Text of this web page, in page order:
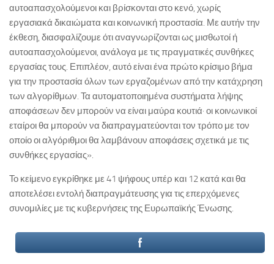
αυτοαπασχολούμενοι και βρίσκονται στο κενό, χωρίς
εργασιακά δικαιώματα και κοινωνική προστασία. Με αυτήν την
έκθεση, διασφαλίζουμε ότι αναγνωρίζονται ως μισθωτοί ή
αυτοαπασχολούμενοι, ανάλογα με τις πραγματικές συνθήκες
εργασίας τους. Επιπλέον, αυτό είναι ένα πρώτο κρίσιμο βήμα
για την προστασία όλων των εργαζομένων από την κατάχρηση
των αλγορίθμων. Τα αυτοματοποιημένα συστήματα λήψης
αποφάσεων δεν μπορούν να είναι μαύρα κουτιά· οι κοινωνικοί
εταίροι θα μπορούν να διαπραγματεύονται τον τρόπο με τον
οποίο οι αλγόριθμοι θα λαμβάνουν αποφάσεις σχετικά με τις
συνθήκες εργασίας».
Το κείμενο εγκρίθηκε με 41 ψήφους υπέρ και 12 κατά και θα
αποτελέσει εντολή διαπραγμάτευσης για τις επερχόμενες
συνομιλίες με τις κυβερνήσεις της Ευρωπαϊκής Ένωσης.